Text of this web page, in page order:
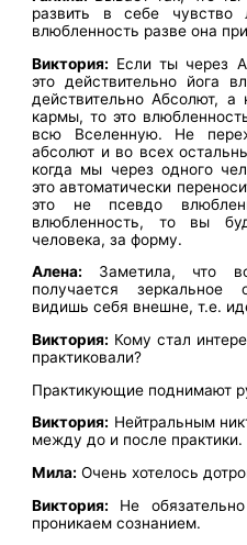
развить в себе
влюбленность разве она
Виктория: Если ты через
это действительно йога
действительно Абсолют, а
кармы, то это
всю Вселенную. Не
абсолют и во всех
когда мы через одного
это автоматически
это не псевдо
влюбленность, то вы
человека, за форму.
Алена: Заметила, что
получается
видишь себя внешне, т.е.
Виктория: Кому стал
практиковали?
Практикующие поднимают
Виктория: Нейтральным
между до и после практики.
Мила: Очень хотелось
Виктория: Не
проникаем сознанием.